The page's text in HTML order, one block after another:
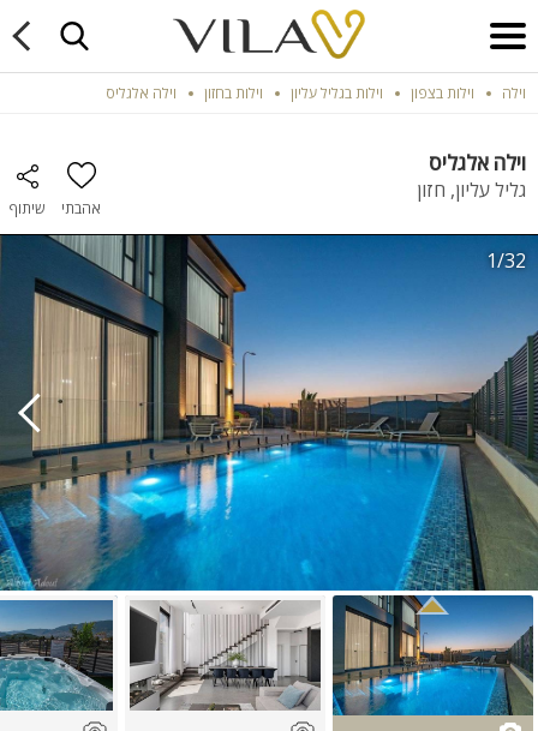
וילה וילות בצפון וילות בגליל עליון וילות בחזון וילה אלגליס
וילה אלגליס
גליל עליון, חזון
אהבתי שיתוף
1/32